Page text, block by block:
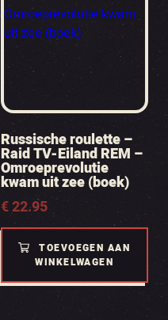
Russische roulette –
Raid TV-Eiland REM –
Omroeprevolutie
kwam uit zee (boek)
€22.95
TOEVOEGEN AAN
WINKELWAGEN